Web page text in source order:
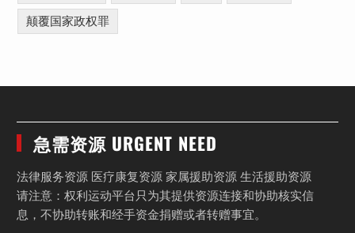
颠覆国家政权罪
急需资源 URGENT NEED
法律服务资源 医疗康复资源 家属援助资源 生活援助资源
请注意：权利运动平台只为其提供资源连接和协助核实信
息，不协助转账和经手资金捐赠或者转赠事宜。